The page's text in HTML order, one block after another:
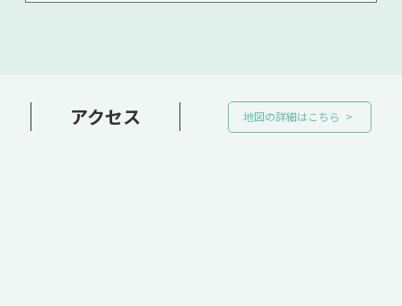
アクセス 地図の詳細はこちら